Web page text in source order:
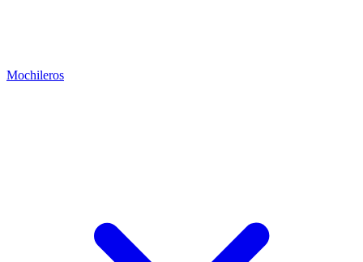
Mochileros